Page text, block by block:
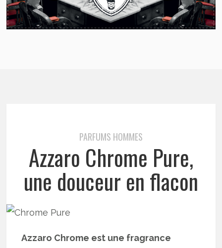
PARFUMS HOMMES
Azzaro Chrome Pure,
une douceur en flacon
Azzaro Chrome est une fragrance